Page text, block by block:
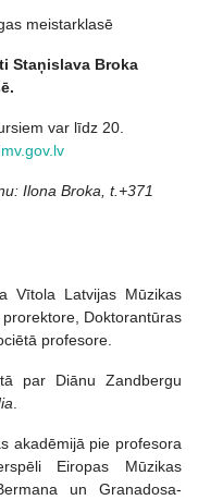
meistarklasē
Staņislava Broka
var līdz 20.
Ilona Broka, t.+371
Vītola Latvijas Mūzikas
Doktorantūras
profesore.
par Diānu Zandbergu
.
akadēmijā pie profesora
Eiropas Mūzikas
un Granadosa-